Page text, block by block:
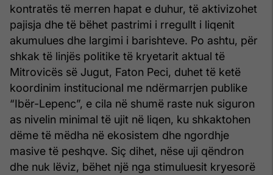
kontratës të merren hapat e duhur, të aktivizohet
pajisja dhe të bëhet pastrimi i rregullt i liqenit
akumulues dhe largimi i barishteve. Po ashtu, për
shkak të linjës politike të kryetarit aktual të
Mitrovicës së Jugut, Faton Peci, duhet të ketë
koordinim institucional me ndërmarrjen publike
“Ibër-Lepenc”, e cila në shumë raste nuk siguron
as nivelin minimal të ujit në liqen, ku shkaktohen
dëme të mëdha në ekosistem dhe ngordhje
masive të peshqve. Siç dihet, nëse uji qëndron
dhe nuk lëviz, bëhet një nga stimuluesit kryesorë